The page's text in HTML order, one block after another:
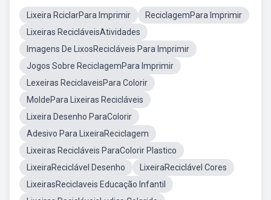
Lixeira RciclarPara Imprimir
ReciclagemPara Imprimir
Lixeiras RecicláveisAtividades
Imagens De LixosRecicláveis Para Imprimir
Jogos Sobre ReciclagemPara Imprimir
Lexeiras ReciclaveisPara Colorir
MoldePara Lixeiras Recicláveis
Lixeira Desenho ParaColorir
Adesivo Para LixeiraReciclagem
Lixeiras Recicláveis ParaColorir Plastico
LixeiraReciclável Desenho
LixeiraReciclável Cores
LixeirasReciclaveis Educação Infantil